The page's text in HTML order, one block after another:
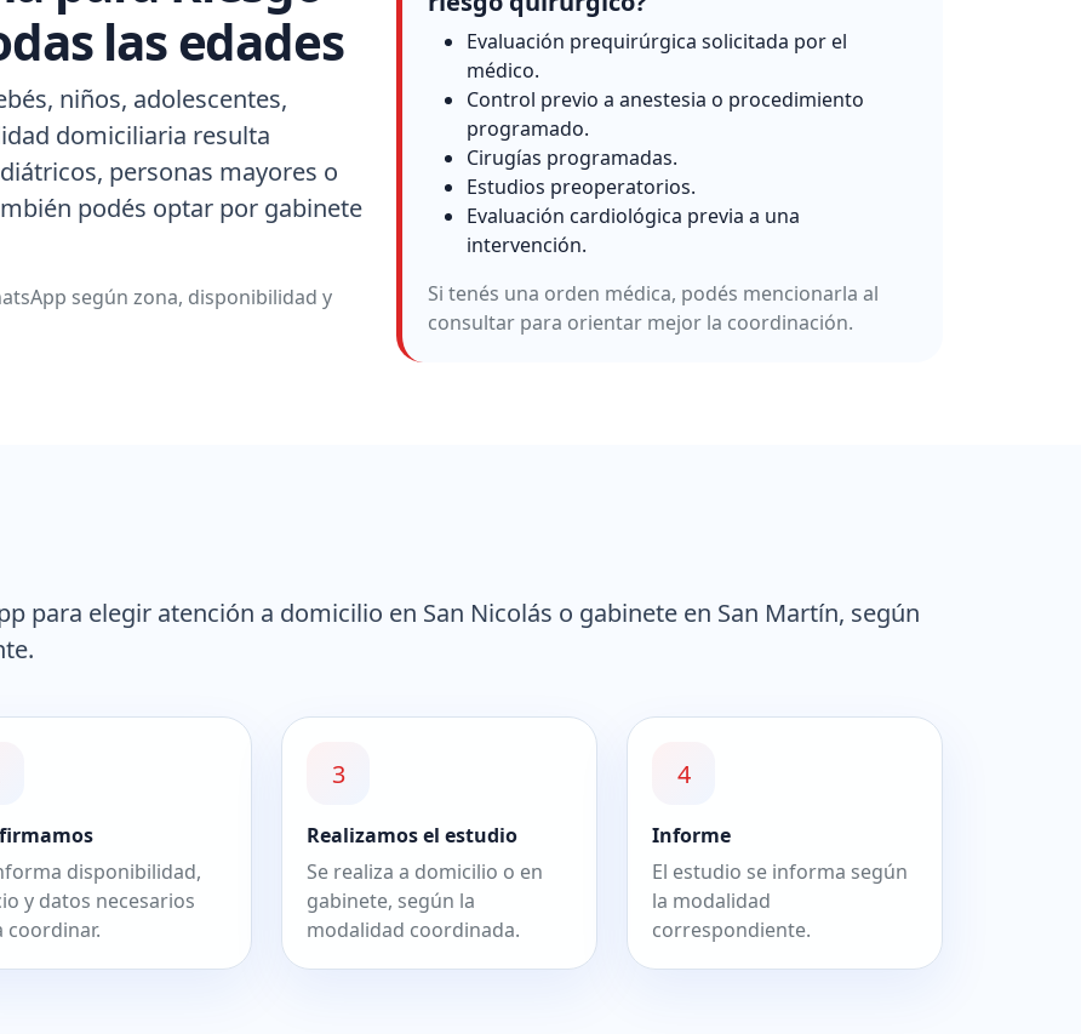
las edades
niños, adolescentes,
domiciliaria resulta
personas mayores o
podés optar por gabinete
según zona, disponibilidad y
Evaluación prequirúrgica solicitada por el
médico.
Control previo a anestesia o procedimiento
programado.
Cirugías programadas.
Estudios preoperatorios.
Evaluación cardiológica previa a una
intervención.
Si tenés una orden médica, podés mencionarla al
consultar para orientar mejor la coordinación.
para elegir atención a domicilio en San Nicolás o gabinete en San Martín, según
disponibilidad,
y datos necesarios
coordinar.
3
Realizamos el estudio
Se realiza a domicilio o en
gabinete, según la
modalidad coordinada.
4
Informe
El estudio se informa según
la modalidad
correspondiente.